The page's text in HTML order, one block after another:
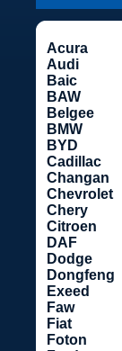
Acura
Audi
Baic
BAW
Belgee
BMW
BYD
Cadillac
Changan
Chevrolet
Chery
Citroen
DAF
Dodge
Dongfeng
Exeed
Faw
Fiat
Foton